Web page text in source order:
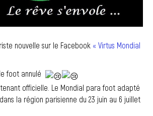
nouvelle sur le Facebook « Virtus Mondial
foot annulé
officielle. Le Mondial para foot adapté
la région parisienne du 23 juin au 6 juillet